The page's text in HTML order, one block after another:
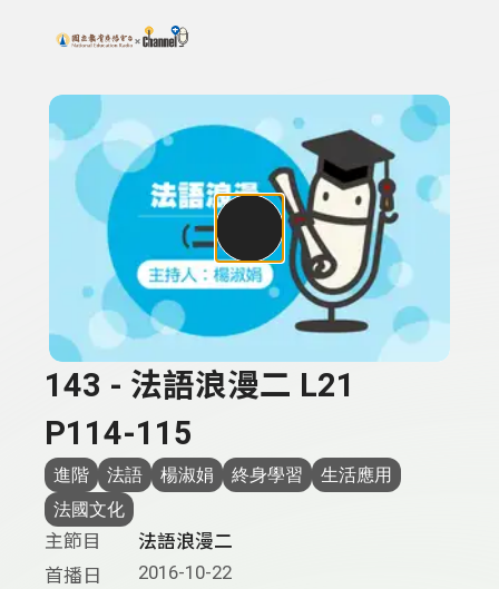
上方功能區塊
搜尋關鍵字：可輸入節目名稱、主持人或關鍵字
143 - 法語浪漫二 L21
P114-115
進階 法語 楊淑娟 終身學習
生活應用
法國文化
主節目
法語浪漫二
首播日
2016-10-22